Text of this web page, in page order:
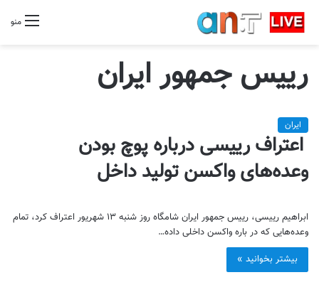
منو
رییس جمهور ایران
ایران
اعتراف رییسی درباره پوچ بودن
وعده‌های واکسن تولید داخل
ابراهیم رییسی، رییس جمهور ایران شامگاه روز شنبه ۱۳ شهریور اعتراف کرد، تمام
وعده‌هایی که در باره واکسن داخلی داده…
بیشتر بخوانید »